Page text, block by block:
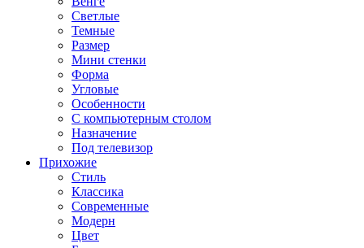
Светлые
Темные
Размер
Мини стенки
Форма
Угловые
Особенности
С компьютерным столом
Назначение
Под телевизор
Прихожие
Стиль
Классика
Современные
Модерн
Цвет